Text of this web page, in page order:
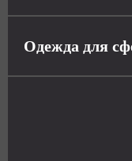
Одежда для